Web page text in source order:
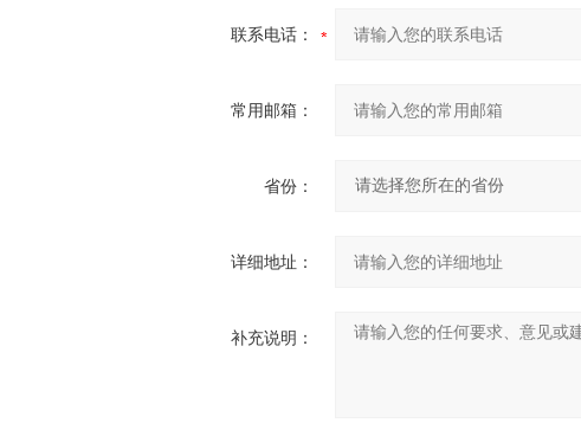
联系电话：
常用邮箱：
省份：
详细地址：
补充说明：